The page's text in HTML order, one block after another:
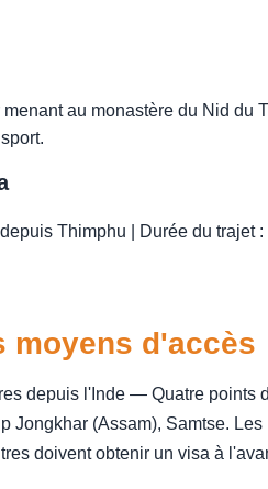
au monastère du Nid du
Thimphu | Durée du
d'accès
depuis l'Inde — Quatre points
Jongkhar (Assam), Samtse.
doivent obtenir un visa à